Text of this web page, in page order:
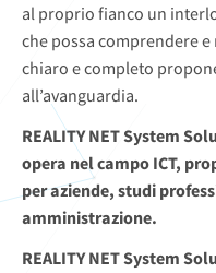
al proprio fianco un
che possa comprendere
chiaro e completo
all’avanguardia.
REALITY NET System
opera nel campo ICT,
per aziende, studi
amministrazione.
REALITY NET System